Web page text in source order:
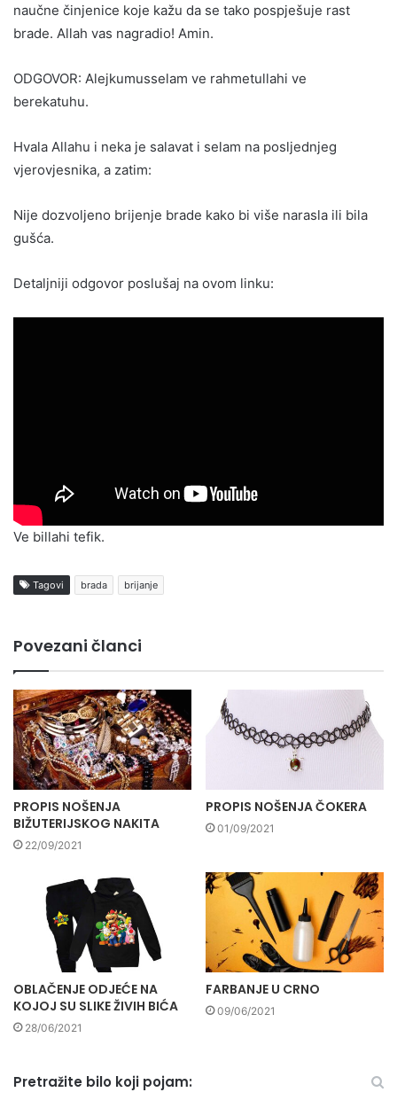
naučne činjenice koje kažu da se tako pospješuje rast
brade. Allah vas nagradio! Amin.
ODGOVOR: Alejkumusselam ve rahmetullahi ve
berekatuhu.
Hvala Allahu i neka je salavat i selam na posljednjeg
vjerovjesnika, a zatim:
Nije dozvoljeno brijenje brade kako bi više narasla ili bila
gušća.
Detaljniji odgovor poslušaj na ovom linku:
Ve billahi tefik.
Tagovi brada brijanje
Povezani članci
PROPIS NOŠENJA
BIŽUTERIJSKOG NAKITA
22/09/2021
PROPIS NOŠENJA ČOKERA
01/09/2021
OBLAČENJE ODJEĆE NA
KOJOJ SU SLIKE ŽIVIH BIĆA
28/06/2021
FARBANJE U CRNO
09/06/2021
Pretražite bilo koji pojam: